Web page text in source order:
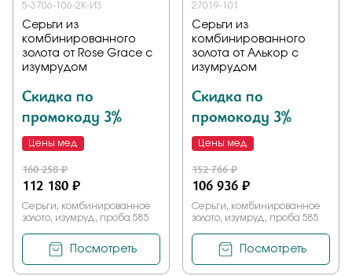
5-3706-106-2К-ИЗ
Серьги из
комбинированного
золота от Rose Grace с
изумрудом
Скидка по
промокоду 3%
Цены мед
160 258 ₽
112 180 ₽
Серьги, комбинированное
золото, изумруд, проба 585
Посмотреть
27019-101
Серьги из
комбинированного
золота от Алькор с
изумрудом
Скидка по
промокоду 3%
Цены мед
152 766 ₽
106 936 ₽
Серьги, комбинированное
золото, изумруд, проба 585
Посмотреть